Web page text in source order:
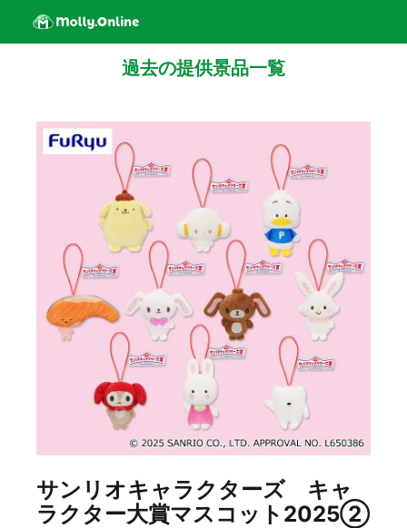
過去の提供景品一覧
サンリオキャラクターズ キャ
ラクター大賞マスコット2025②